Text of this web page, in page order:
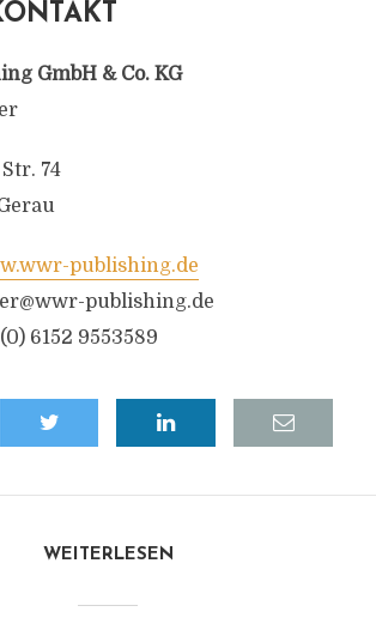
GmbH & Co. KG
74
publishing.de
publishing.de
6152 9553589
WEITERLESEN